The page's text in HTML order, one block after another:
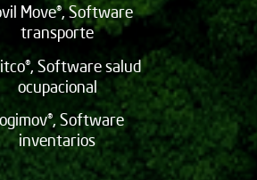
Move®, Software
transporte
Software salud
ocupacional
Software
inventarios